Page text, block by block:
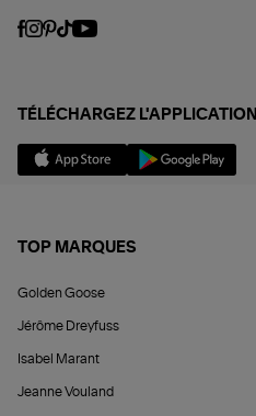
TÉLÉCHARGEZ L'APPLICATION
TOP MARQUES
Golden Goose
Jérôme Dreyfuss
Isabel Marant
Jeanne Vouland